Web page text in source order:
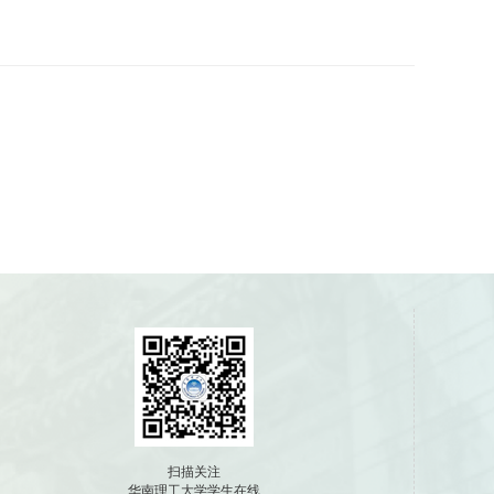
扫描关注
华南理工大学学生在线